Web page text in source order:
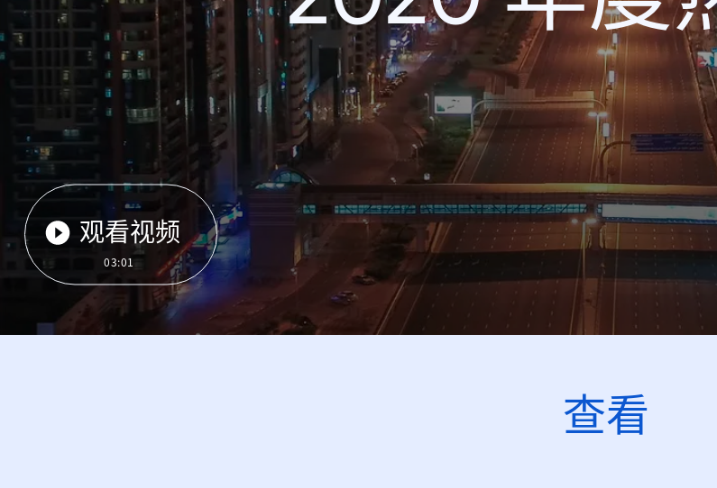
观看视频
03:01
查看